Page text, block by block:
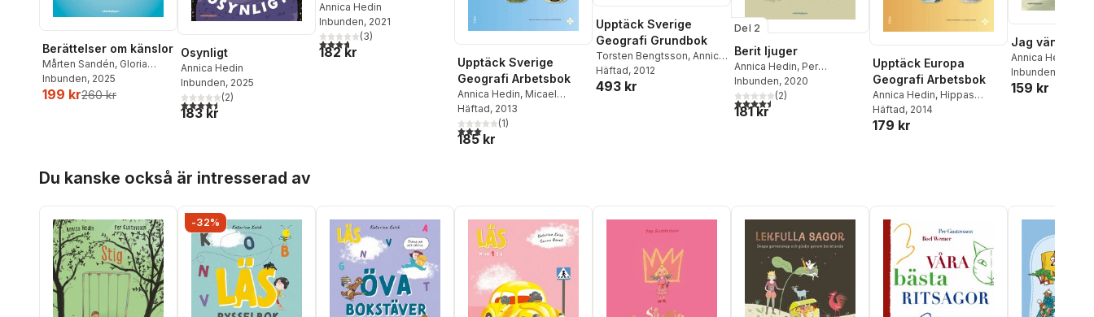
Berättelser om känslor
Mårten Sandén, Gloria
Kisekka-Ndawula
Hedin,Matilda Ruta
Inbunden, 2025
199 kr260 kr
Osynligt
Annica Hedin
Inbunden, 2025
4,5utav 5 stjärnor. Totalt antal röster:
(2)
183 kr
Annica Hedin
Inbunden, 2021
3,7utav 5 stjärnor. Totalt antal röster:
(3)
182 kr
Upptäck Sverige
Geografi Arbetsbok
Annica Hedin, Micael
Pettersson
Häftad, 2013
3,0utav 5 stjärnor. Totalt antal röster:
(1)
185 kr
Upptäck Sverige
Geografi Grundbok
Torsten Bengtsson, Annica
Hedin
Häftad, 2012
493 kr
Del 2
Berit ljuger
Annica Hedin, Per
Gustavsson
Inbunden, 2020
4,5utav 5 stjärnor. Totalt antal röster:
(2)
181 kr
Upptäck Europa
Geografi Arbetsbok
Annica Hedin, Hippas
Eriksson
Häftad, 2014
179 kr
Jag väntar på
Annica Hedin
Inbunden
159 kr
Du kanske också är intresserad av
-32%